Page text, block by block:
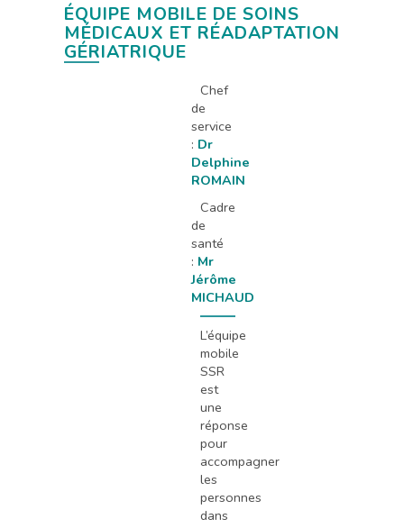
ÉQUIPE MOBILE DE SOINS
MÉDICAUX ET RÉADAPTATION
GÉRIATRIQUE
Chef
de
service
: Dr
Delphine
ROMAIN
Cadre
de
santé
: Mr
Jérôme
MICHAUD
L’équipe
mobile
SSR
est
une
réponse
pour
accompagner
les
personnes
dans